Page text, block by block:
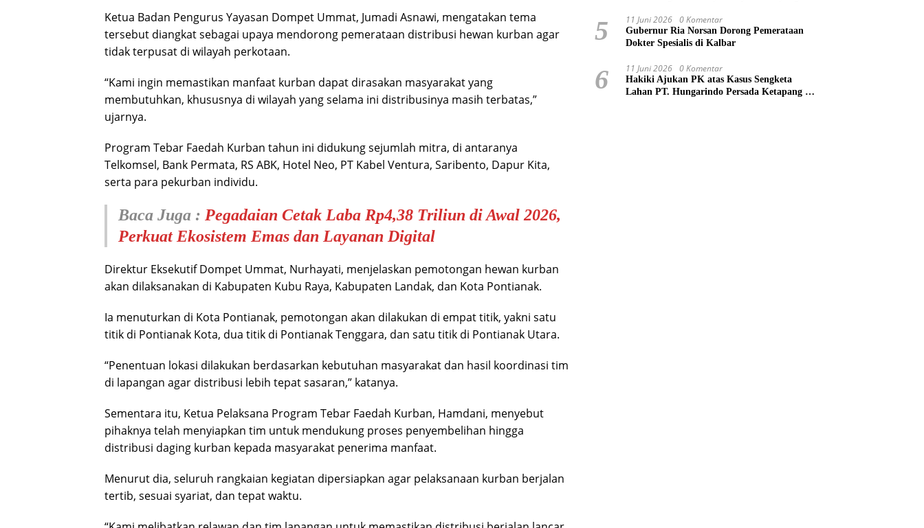
Ketua Badan Pengurus Yayasan Dompet Ummat, Jumadi Asnawi, mengatakan tema
tersebut diangkat sebagai upaya mendorong pemerataan distribusi hewan kurban agar
tidak terpusat di wilayah perkotaan.
“Kami ingin memastikan manfaat kurban dapat dirasakan masyarakat yang
membutuhkan, khususnya di wilayah yang selama ini distribusinya masih terbatas,”
ujarnya.
Program Tebar Faedah Kurban tahun ini didukung sejumlah mitra, di antaranya
Telkomsel, Bank Permata, RS ABK, Hotel Neo, PT Kabel Ventura, Saribento, Dapur Kita,
serta para pekurban individu.
Baca Juga : Pegadaian Cetak Laba Rp4,38 Triliun di Awal 2026,
Perkuat Ekosistem Emas dan Layanan Digital
Direktur Eksekutif Dompet Ummat, Nurhayati, menjelaskan pemotongan hewan kurban
akan dilaksanakan di Kabupaten Kubu Raya, Kabupaten Landak, dan Kota Pontianak.
Ia menuturkan di Kota Pontianak, pemotongan akan dilakukan di empat titik, yakni satu
titik di Pontianak Kota, dua titik di Pontianak Tenggara, dan satu titik di Pontianak Utara.
“Penentuan lokasi dilakukan berdasarkan kebutuhan masyarakat dan hasil koordinasi tim
di lapangan agar distribusi lebih tepat sasaran,” katanya.
Sementara itu, Ketua Pelaksana Program Tebar Faedah Kurban, Hamdani, menyebut
pihaknya telah menyiapkan tim untuk mendukung proses penyembelihan hingga
distribusi daging kurban kepada masyarakat penerima manfaat.
Menurut dia, seluruh rangkaian kegiatan dipersiapkan agar pelaksanaan kurban berjalan
tertib, sesuai syariat, dan tepat waktu.
5 11 Juni 2026 0 Komentar
Gubernur Ria Norsan Dorong Pemerataan
Dokter Spesialis di Kalbar
6 11 Juni 2026 0 Komentar
Hakiki Ajukan PK atas Kasus Sengketa
Lahan PT. Hungarindo Persada Ketapang ke